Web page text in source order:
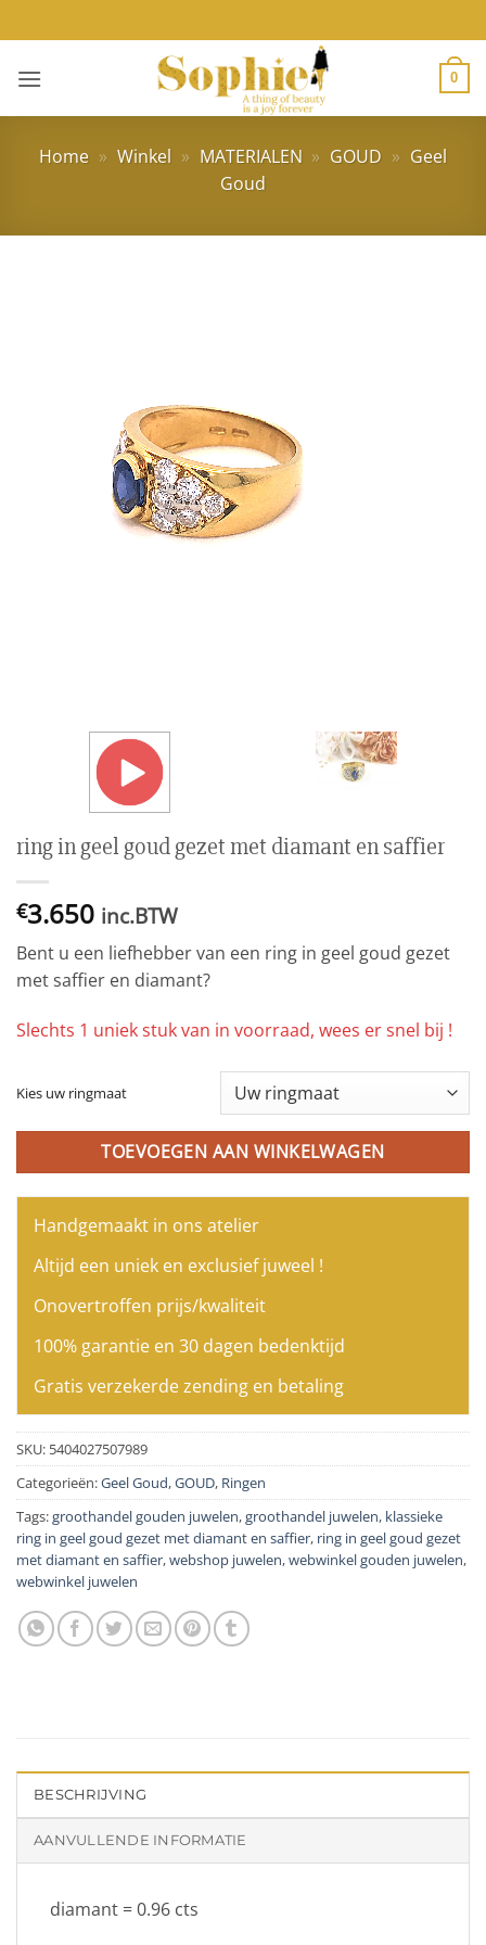
naar
inhoud
0
Home » Winkel » MATERIALEN » GOUD » Geel
Goud
ring in geel goud gezet met diamant en saffier
€3.650 inc.BTW
Bent u een liefhebber van een ring in geel goud gezet
met saffier en diamant?
Slechts 1 uniek stuk van in voorraad, wees er snel bij !
Kies uw ringmaat
TOEVOEGEN AAN WINKELWAGEN
Handgemaakt in ons atelier
Altijd een uniek en exclusief juweel !
Onovertroffen prijs/kwaliteit
100% garantie en 30 dagen bedenktijd
Gratis verzekerde zending en betaling
SKU: 5404027507989
Categorieën:Geel Goud,GOUD, Ringen
Tags:groothandel gouden juwelen,groothandel juwelen, klassieke
ring in geel goud gezet met diamant en saffier, ring in geel goud gezet
met diamant en saffier,webshop juwelen,webwinkel gouden juwelen,
webwinkel juwelen
BESCHRIJVING
AANVULLENDE INFORMATIE
diamant = 0.96 cts